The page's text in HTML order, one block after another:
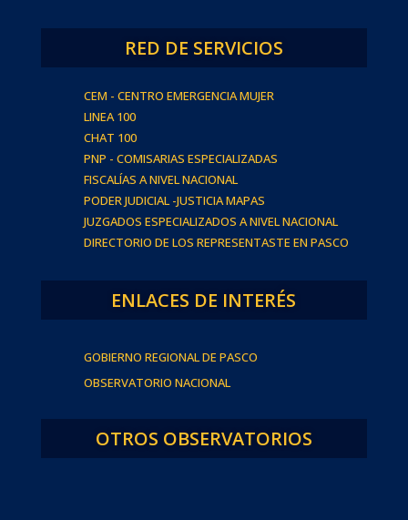
RED DE SERVICIOS
CEM - CENTRO EMERGENCIA MUJER
LINEA 100
CHAT 100
PNP - COMISARIAS ESPECIALIZADAS
FISCALÍAS A NIVEL NACIONAL
PODER JUDICIAL -JUSTICIA MAPAS
JUZGADOS ESPECIALIZADOS A NIVEL NACIONAL
DIRECTORIO DE LOS REPRESENTASTE EN PASCO
ENLACES DE INTERÉS
GOBIERNO REGIONAL DE PASCO
OBSERVATORIO NACIONAL
OTROS OBSERVATORIOS